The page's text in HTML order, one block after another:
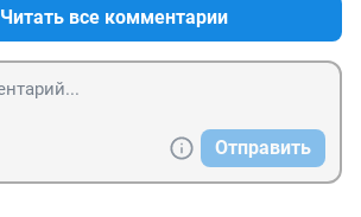
Читать все комментарии
Отправить